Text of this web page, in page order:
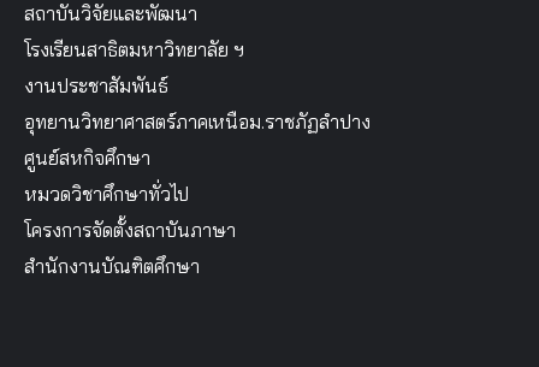
สถาบันวิจัยและพัฒนา
โรงเรียนสาธิตมหาวิทยาลัย ฯ
งานประชาสัมพันธ์
อุทยานวิทยาศาสตร์ภาคเหนือม.ราชภัฏลำปาง
ศูนย์สหกิจศึกษา
หมวดวิชาศึกษาทั่วไป
โครงการจัดตั้งสถาบันภาษา
สำนักงานบัณฑิตศึกษา